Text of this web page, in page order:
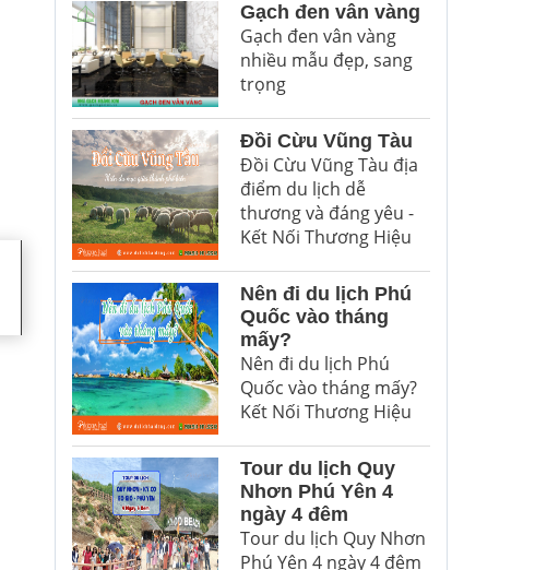
Gạch đen vân vàng
Gạch đen vân vàng
nhiều mẫu đẹp, sang
trọng
Đồi Cừu Vũng Tàu
Đồi Cừu Vũng Tàu địa
điểm du lịch dễ
thương và đáng yêu -
Kết Nối Thương Hiệu
Nên đi du lịch Phú
Quốc vào tháng
mấy?
Nên đi du lịch Phú
Quốc vào tháng mấy?
Kết Nối Thương Hiệu
Tour du lịch Quy
Nhơn Phú Yên 4
ngày 4 đêm
Tour du lịch Quy Nhơn
Phú Yên 4 ngày 4 đêm